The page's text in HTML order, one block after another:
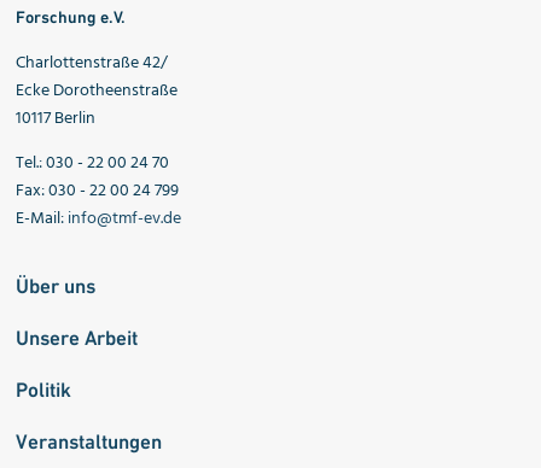
Forschung e.V.
Charlottenstraße 42/
Ecke Dorotheenstraße
10117 Berlin
Tel.: 030 - 22 00 24 70
Fax: 030 - 22 00 24 799
E-Mail:info@tmf-ev.de
Über uns
Unsere Arbeit
Politik
Veranstaltungen